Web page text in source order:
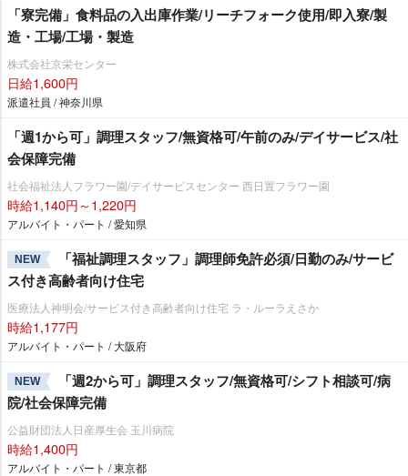
「寮完備」食料品の入出庫作業/リーチフォーク使用/即入寮/製
造・工場/工場・製造
株式会社京栄センター
日給1,600円
派遣社員 / 神奈川県
「週1から可」調理スタッフ/無資格可/午前のみ/デイサービス/社
会保障完備
社会福祉法人フラワー園/デイサービスセンター 西日置フラワー園
時給1,140円～1,220円
アルバイト・パート / 愛知県
NEW
「福祉調理スタッフ」調理師免許必須/日勤のみ/サービ
ス付き高齢者向け住宅
医療法人神明会/サービス付き高齢者向け住宅 ラ・ルーラえさか
時給1,177円
アルバイト・パート / 大阪府
NEW
「週2から可」調理スタッフ/無資格可/シフト相談可/病
院/社会保障完備
公益財団法人日産厚生会 玉川病院
時給1,400円
アルバイト・パート / 東京都